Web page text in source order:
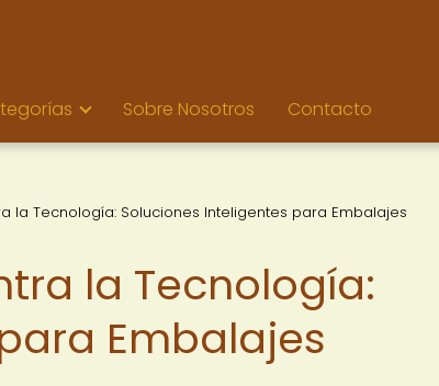
Sobre Nosotros Contacto
la Tecnología: Soluciones Inteligentes para Embalajes
la Tecnología:
Embalajes